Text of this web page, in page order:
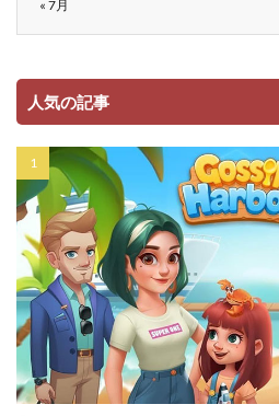
« 7月
人気の記事